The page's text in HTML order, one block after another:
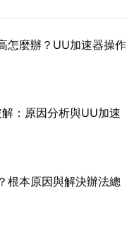
怎麼辦？UU加速器操作
：原因分析與UU加速
根本原因與解決辦法總